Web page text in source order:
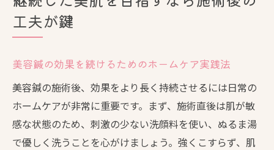
工夫が鍵
美容鍼の効果を続けるためのホームケア実践法
美容鍼の施術後、効果をより長く持続させるには日常の
ホームケアが非常に重要です。まず、施術直後は肌が敏
感な状態のため、刺激の少ない洗顔料を使い、ぬるま湯
で優しく洗うことを心がけましょう。強くこすらず、肌